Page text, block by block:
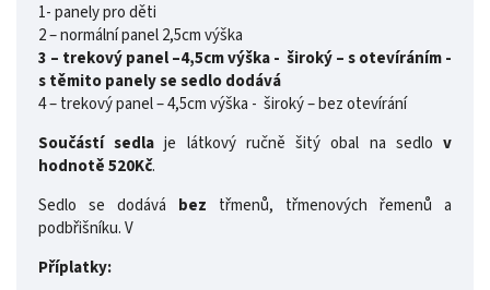
1- panely pro děti
2 – normální panel 2,5cm výška
3 – trekový panel –4,5cm výška - široký – s otevíráním -
s těmito panely se sedlo dodává
4 – trekový panel – 4,5cm výška - široký – bez otevírání
Součástí sedla je látkový ručně šitý obal na sedlo v
hodnotě 520Kč.
Sedlo se dodává bez třmenů, třmenových řemenů a
podbřišníku. V
Příplatky: